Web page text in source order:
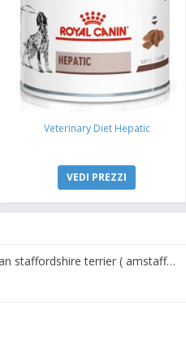
Veterinary Diet Hepatic
VEDI PREZZI
Gruppo American staffordshire terrier ( amstaff, amastaff )